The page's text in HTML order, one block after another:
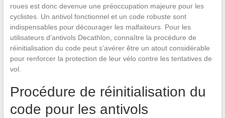
roues est donc devenue une préoccupation majeure pour les
cyclistes. Un antivol fonctionnel et un code robuste sont
indispensables pour décourager les malfaiteurs. Pour les
utilisateurs d’antivols Decathlon, connaître la procédure de
réinitialisation du code peut s’avérer être un atout considérable
pour renforcer la protection de leur vélo contre les tentatives de
vol.
Procédure de réinitialisation du
code pour les antivols